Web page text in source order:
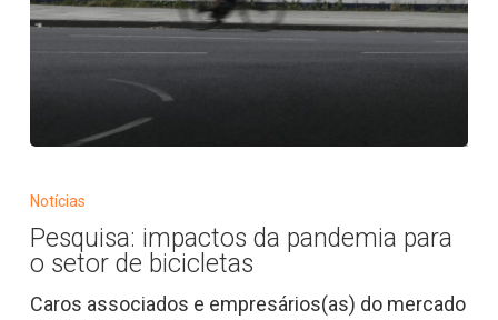
pandemia
para
o
Notícias
Pesquisa: impactos da pandemia para
o setor de bicicletas
Caros associados e empresários(as) do mercado